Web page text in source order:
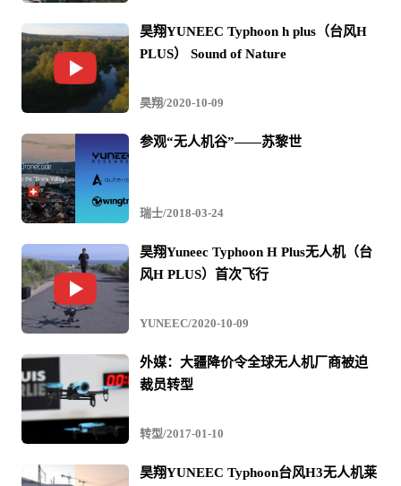
昊翔YUNEEC Typhoon h plus（台风H
PLUS） Sound of Nature
昊翔/2020-10-09
参观“无人机谷”——苏黎世
瑞士/2018-03-24
昊翔Yuneec Typhoon H Plus无人机（台
风H PLUS）首次飞行
YUNEEC/2020-10-09
外媒：大疆降价令全球无人机厂商被迫
裁员转型
转型/2017-01-10
昊翔YUNEEC Typhoon台风H3无人机莱